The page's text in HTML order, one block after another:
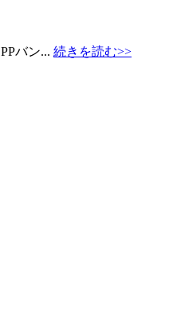
バン... 続きを読む>>